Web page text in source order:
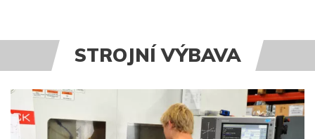
STROJNÍ VÝBAVA